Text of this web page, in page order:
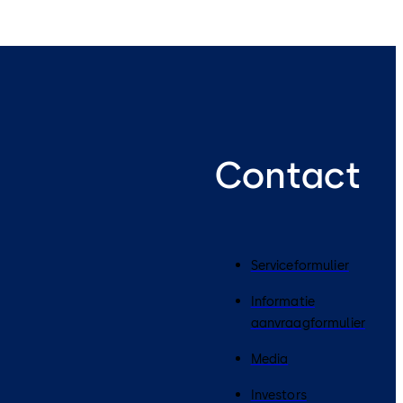
Contact
Serviceformulier
Informatie
aanvraagformulier
Media
Investors